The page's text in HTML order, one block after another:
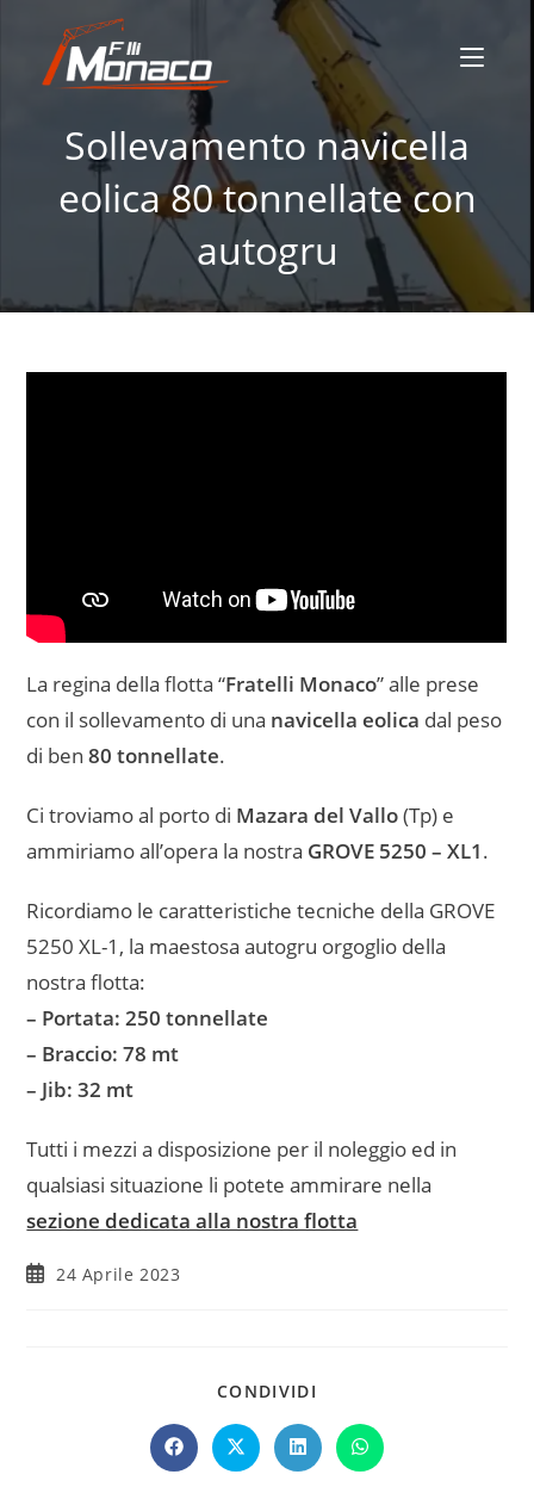
Sollevamento navicella
eolica 80 tonnellate con
autogru
La regina della flotta “Fratelli Monaco” alle prese
con il sollevamento di una navicella eolica dal peso
di ben80 tonnellate.
Ci troviamo al porto di Mazara del Vallo(Tp) e
ammiriamo all’opera la nostra GROVE 5250 – XL1.
Ricordiamo le caratteristiche tecniche della GROVE
5250 XL-1, la maestosa autogru orgoglio della
nostra flotta:
– Portata: 250 tonnellate
– Braccio: 78 mt
– Jib: 32 mt
Tutti i mezzi a disposizione per il noleggio ed in
qualsiasi situazione li potete ammirare nella
sezione dedicata alla nostra flotta
24 Aprile 2023
CONDIVIDI